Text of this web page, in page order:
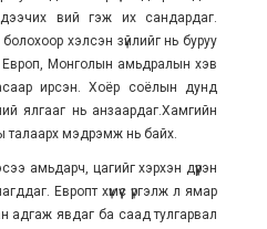
вий гэж их сандардаг.
хэлсэн зүйлийг нь буруу
Монголын амьдралын хэв
ирсэн. Хоёр соёлын дунд
ялгааг нь анзаардаг.Хамгийн
талаарх мэдрэмж нь байх.
амьдарч, цагийг хэрхэн дүүрэн
Европт хүмүүс үргэлж л ямар
адгаж явдаг ба саад тулгарвал